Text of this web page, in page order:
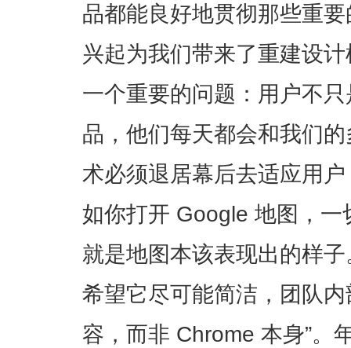
品都能良好地贯彻那些重
兴起为我们带来了重建设
一个重要的问题：用户不
品，他们每天都会和我们
术必须退居幕后去适应用
如你打开 Google 地图，
就是地图本该表现出的样
希望它尽可能简洁，团队
容，而非 Chrome 本身”。